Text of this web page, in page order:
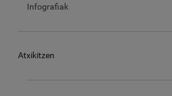
Infografiak
Atxikitzen